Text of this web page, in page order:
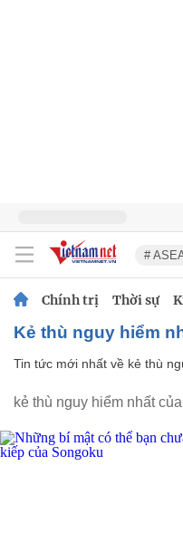
#
Chính trị Thời sự
kẻ thù nguy hiểm
Tin tức mới nhất về kẻ thù
kẻ thù nguy hiểm nhất